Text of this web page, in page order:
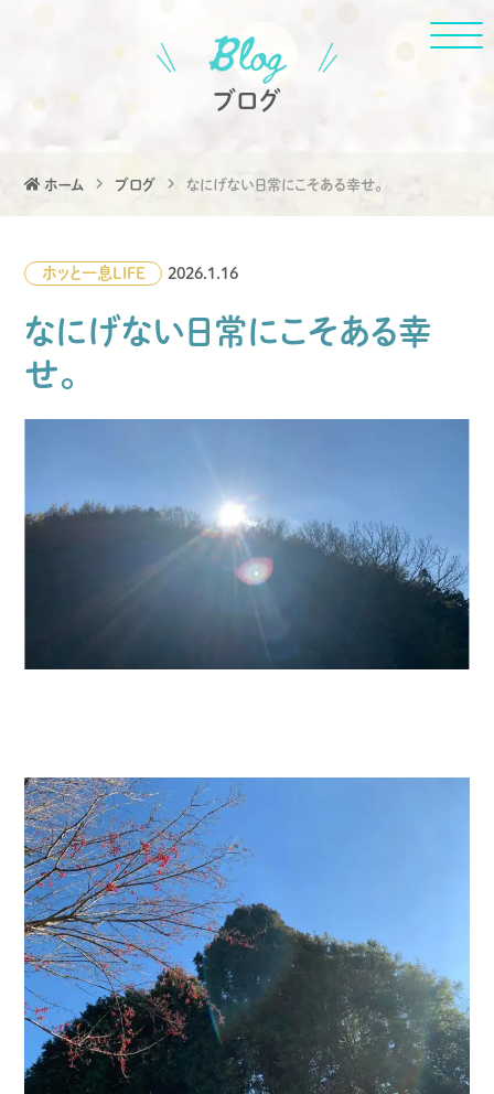
ブログ
ホーム ブログ なにげない日常にこそある幸せ。
ホッと一息 LIFE 2026.1.16
なにげない日常にこそある幸
せ。